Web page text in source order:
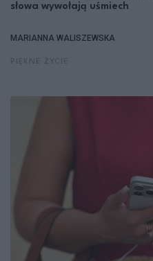
słowa wywołają uśmiech
MARIANNA WALISZEWSKA